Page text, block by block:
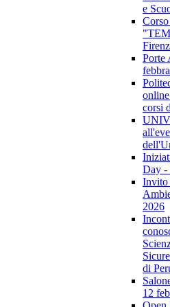
e
Porte
corsi
Day -
Invito
2026
di
12